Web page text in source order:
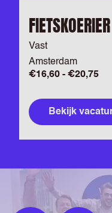
Vast
Amsterdam
€16,60 - €20,75
Bekijk